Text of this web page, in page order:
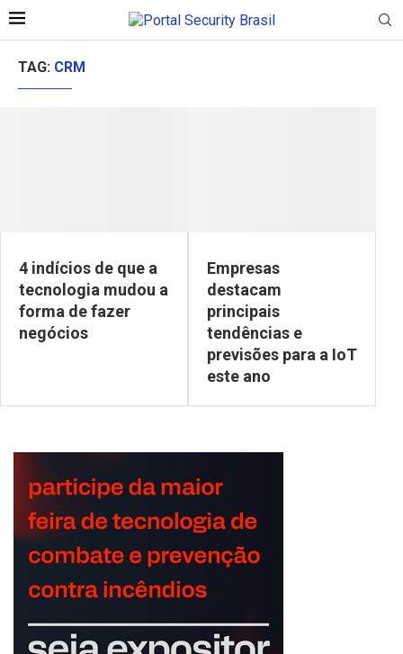
TAG: CRM
4 indícios de que a
tecnologia mudou a
forma de fazer
negócios
Empresas
destacam
principais
tendências e
previsões para a IoT
este ano